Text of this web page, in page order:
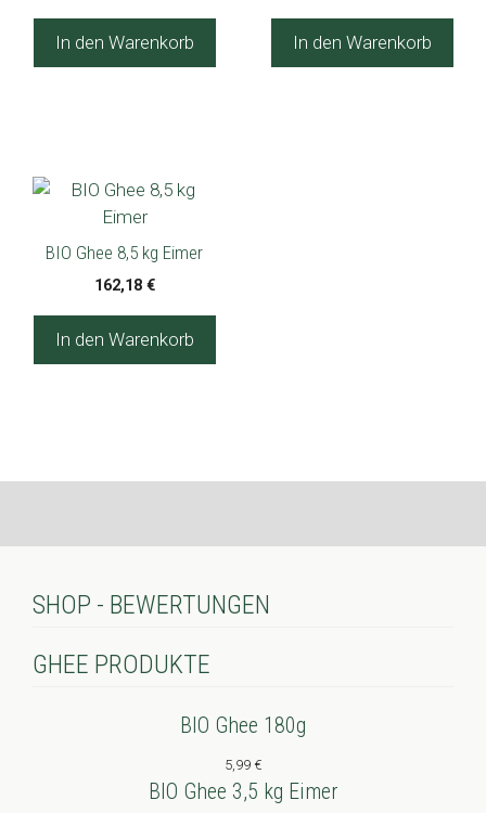
war:
43,94 €
ist:
39,55 €.
In den Warenkorb In den Warenkorb
BIO Ghee 8,5 kg Eimer
162,18 €
In den Warenkorb
SHOP - BEWERTUNGEN
GHEE PRODUKTE
BIO Ghee 180g
5,99 €
BIO Ghee 3,5 kg Eimer